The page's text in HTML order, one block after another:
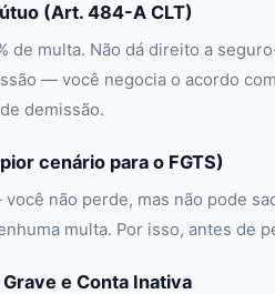
(Art. 484-A CLT)
de multa. Não dá direito a
— você negocia o acordo
demissão.
cenário para o FGTS)
não perde, mas não pode
multa. Por isso, antes de
e Conta Inativa